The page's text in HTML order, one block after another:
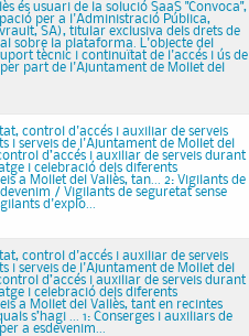
és usuari de la solució SaaS "Convoca",
per a l'Administració Pública,
SA), titular exclusiva dels drets de
sobre la plataforma. L'objecte del
tècnic i continuïtat de l'accés i ús de
part de l'Ajuntament de Mollet del
control d'accés i auxiliar de serveis
i serveis de l'Ajuntament de Mollet del
d’accés i auxiliar de serveis durant
i celebració dels diferents
a Mollet del Vallès, tan... 2: Vigilants de
/ Vigilants de seguretat sense
d'explo...
control d'accés i auxiliar de serveis
i serveis de l'Ajuntament de Mollet del
d’accés i auxiliar de serveis durant
i celebració dels diferents
a Mollet del Vallès, tant en recintes
s’hagi ... 1: Conserges i auxiliars de
a esdevenim...